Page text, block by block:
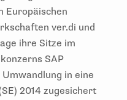
Europäischen
ver.di und
ihre Sitze im
SAP
in eine
2014 zugesichert